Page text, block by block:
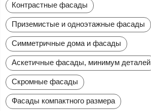
Контрастные фасады
Приземистые и одноэтажные фасады
Симметричные дома и фасады
Аскетичные фасады, минимум деталей
Скромные фасады
Фасады компактного размера